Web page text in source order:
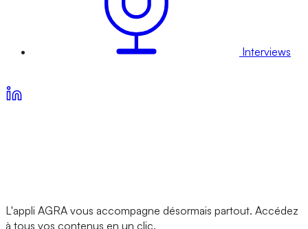
Interviews
L'appli AGRA vous accompagne désormais partout. Accédez
à tous vos contenus en un clic.